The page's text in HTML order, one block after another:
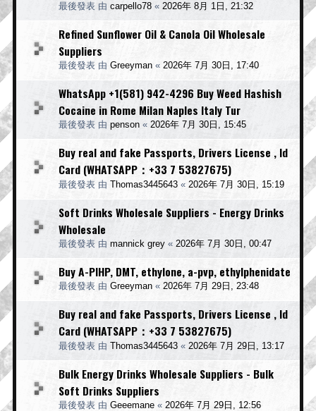
最後發表 由 carpello78 « 2026年 8月 1日, 21:32
Refined Sunflower Oil & Canola Oil Wholesale
Suppliers
最後發表 由 Greeyman « 2026年 7月 30日, 17:40
WhatsApp +1(581) 942-4296 Buy Weed Hashish
Cocaine in Rome Milan Naples Italy Tur
最後發表 由 penson « 2026年 7月 30日, 15:45
Buy real and fake Passports, Drivers License , Id
Card (WHATSAPP：+33 7 53827675)
最後發表 由 Thomas3445643 « 2026年 7月 30日, 15:19
Soft Drinks Wholesale Suppliers - Energy Drinks
Wholesale
最後發表 由 mannick grey « 2026年 7月 30日, 00:47
Buy A-PIHP, DMT, ethylone, a-pvp, ethylphenidate
最後發表 由 Greeyman « 2026年 7月 29日, 23:48
Buy real and fake Passports, Drivers License , Id
Card (WHATSAPP：+33 7 53827675)
最後發表 由 Thomas3445643 « 2026年 7月 29日, 13:17
Bulk Energy Drinks Wholesale Suppliers - Bulk
Soft Drinks Suppliers
最後發表 由 Geeemane « 2026年 7月 29日, 12:56